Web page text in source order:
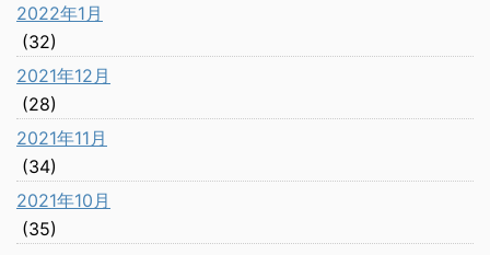
2022年1月
(32)
2021年12月
(28)
2021年11月
(34)
2021年10月
(35)